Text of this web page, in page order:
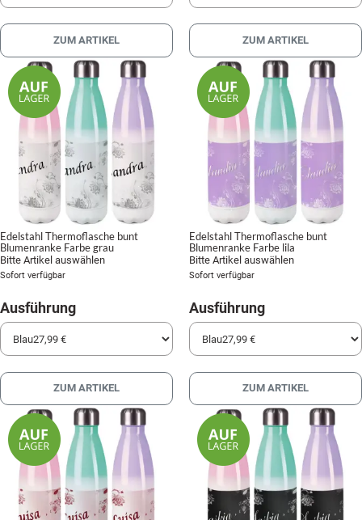
ZUM ARTIKEL ZUM ARTIKEL
Edelstahl Thermoflasche bunt
Blumenranke Farbe grau
Bitte Artikel auswählen
Sofort verfügbar
Ausführung
ZUM ARTIKEL
Edelstahl Thermoflasche bunt
Blumenranke Farbe lila
Bitte Artikel auswählen
Sofort verfügbar
Ausführung
ZUM ARTIKEL